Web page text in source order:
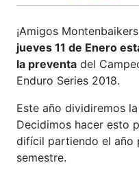
¡Amigos
jueves 11 de Enero
la preventa del
Enduro Series 2018.
Este año dividiremos
Decidimos hacer esto
difícil partiendo el año
semestre.